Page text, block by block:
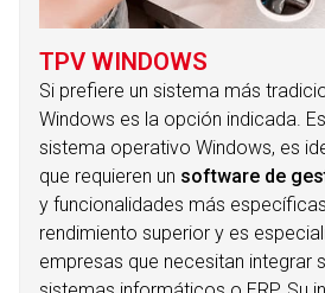
TPV WINDOWS
Si prefiere un sistema más
Windows es la opción indicada.
sistema operativo Windows, es
que requieren un software de
y funcionalidades más
rendimiento superior y es
empresas que necesitan integrar